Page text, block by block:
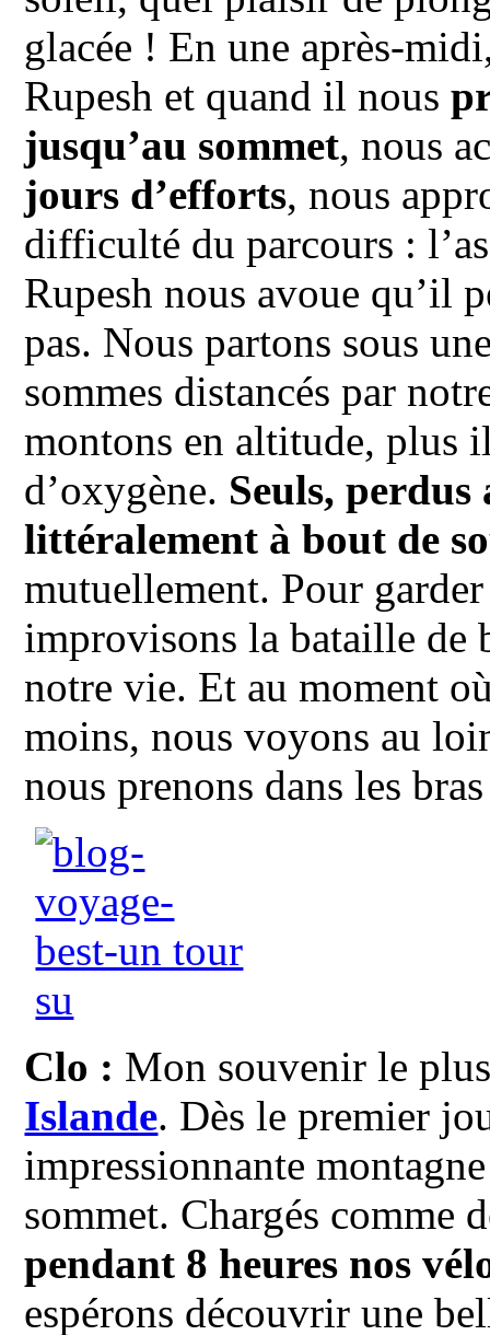
glacée ! En une après-
Rupesh et quand il nous
jusqu’au sommet, nous
jours d’efforts, nous
difficulté du parcours :
Rupesh nous avoue qu’il
pas. Nous partons sous
sommes distancés par
montons en altitude, plus
d’oxygène. Seuls,
littéralement à bout de
mutuellement. Pour
improvisons la bataille de
notre vie. Et au moment
moins, nous voyons au
nous prenons dans les
Clo : Mon souvenir le
Islande. Dès le premier
impressionnante
sommet. Chargés comme
pendant 8 heures nos
espérons découvrir une